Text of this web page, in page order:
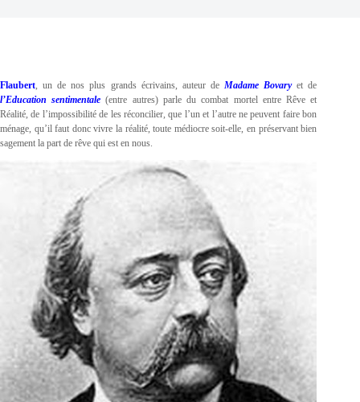
Flaubert, un de nos plus grands écrivains, auteur de Madame Bovaryet de
l’Education sentimentale (entre autres) parle du combat mortel entre Rêve et
Réalité, de l’impossibilité de les réconcilier, que l’un et l’autre ne peuvent faire bon
ménage, qu’il faut donc vivre la réalité, toute médiocre soit-elle, en préservant bien
sagement la part de rêve qui est en nous.